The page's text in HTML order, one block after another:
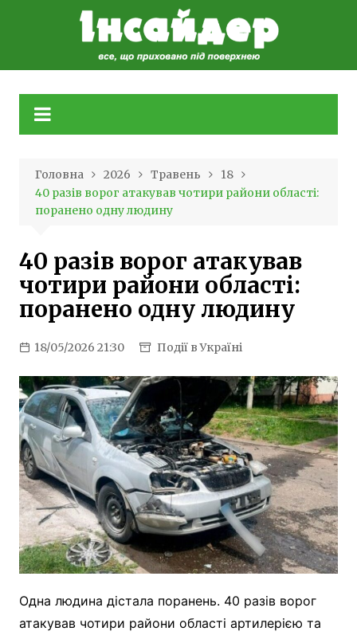
Головна 2026 Травень
18
40 разів ворог атакував чотири райони області:
поранено одну людину
40 разів ворог атакував
чотири райони області:
поранено одну людину
18/05/2026 21:30 Події в Україні
Одна людина дістала поранень. 40 разів ворог
атакував чотири райони області артилерією та